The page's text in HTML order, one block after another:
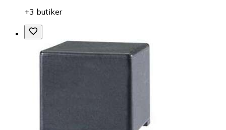
+3 butiker